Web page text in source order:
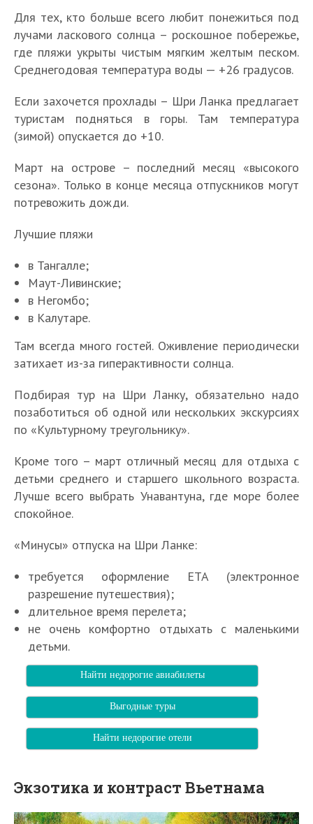
Для тех, кто больше всего любит понежиться под
лучами ласкового солнца – роскошное побережье,
где пляжи укрыты чистым мягким желтым песком.
Среднегодовая температура воды — +26 градусов.
Если захочется прохлады – Шри Ланка предлагает
туристам подняться в горы. Там температура
(зимой) опускается до +10.
Март на острове – последний месяц «высокого
сезона». Только в конце месяца отпускников могут
потревожить дожди.
Лучшие пляжи
в Тангалле;
Маут-Ливинские;
в Негомбо;
в Калутаре.
Там всегда много гостей. Оживление периодически
затихает из-за гиперактивности солнца.
Подбирая тур на Шри Ланку, обязательно надо
позаботиться об одной или нескольких экскурсиях
по «Культурному треугольнику».
Кроме того – март отличный месяц для отдыха с
детьми среднего и старшего школьного возраста.
Лучше всего выбрать Унавантуна, где море более
спокойное.
«Минусы» отпуска на Шри Ланке:
требуется оформление ЕТА (электронное
разрешение путешествия);
длительное время перелета;
не очень комфортно отдыхать с маленькими
детьми.
Найти недорогие авиабилеты
Выгодные туры
Найти недорогие отели
Экзотика и контраст Вьетнама